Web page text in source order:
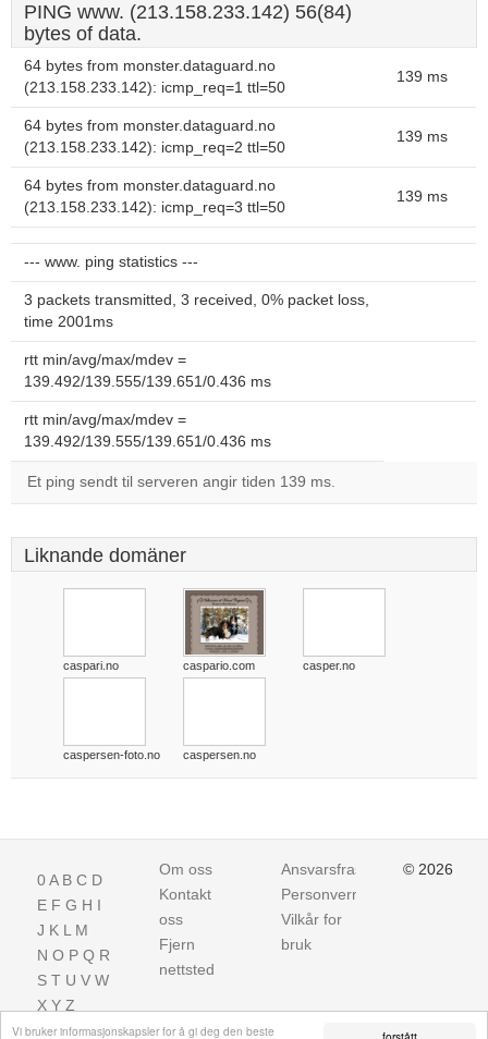
Vi bruker informasjonskapsler for å gi deg den beste
PING www. (213.158.233.142) 56(84)
bytes of data.
64 bytes from monster.dataguard.no
(213.158.233.142): icmp_req=1 ttl=50
139 ms
64 bytes from monster.dataguard.no
(213.158.233.142): icmp_req=2 ttl=50
139 ms
64 bytes from monster.dataguard.no
(213.158.233.142): icmp_req=3 ttl=50
139 ms
--- www. ping statistics ---
3 packets transmitted, 3 received, 0% packet loss,
time 2001ms
rtt min/avg/max/mdev =
139.492/139.555/139.651/0.436 ms
rtt min/avg/max/mdev =
139.492/139.555/139.651/0.436 ms
Et ping sendt til serveren angir tiden 139 ms.
Liknande domäner
caspari.no caspario.com casper.no
caspersen-foto.no caspersen.no
0A B C D
E F G H I
J K L M
N O P Q R
S T U V W
X Y Z
Om oss
Kontakt
oss
Fjern
nettsted
Ansvarsfraskrivelse
Personvern
Vilkår for
bruk
© 2026